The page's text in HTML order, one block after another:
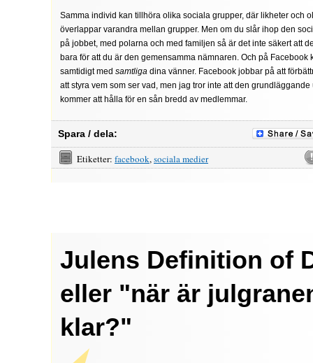
Samma individ kan tillhöra olika sociala grupper, där likheter och
överlappar varandra mellan grupper. Men om du slår ihop den
på jobbet, med polarna och med familjen så är det inte säkert att
bara för att du är den gemensamma nämnaren. Och på Facebook
samtidigt med samtliga dina vänner. Facebook jobbar på att
att styra vem som ser vad, men jag tror inte att den
kommer att hålla för en sån bredd av medlemmar.
Spara / dela:
Etiketter: facebook,sociala medier
Julens Definition of
eller "när är
klar?"